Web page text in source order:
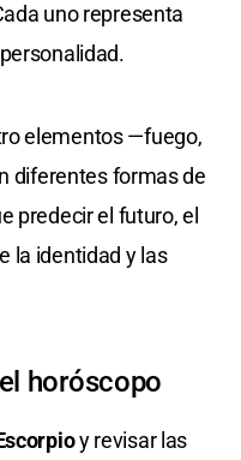
uno representa
elementos —fuego,
diferentes formas de
predecir el futuro, el
la identidad y las
horóscopo
y revisar las